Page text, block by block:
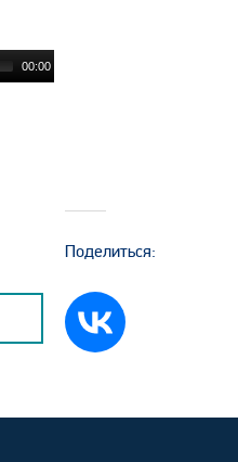
00:00
Поделиться: